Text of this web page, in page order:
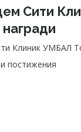
Сити
Клиник УМБАЛ
постижения